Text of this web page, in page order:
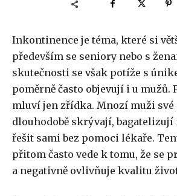
Inkontinence je téma, které si
především se seniory nebo s
skutečnosti se však potíže s
poměrně často objevují i u mužů.
mluví jen zřídka. Mnozí muži své
dlouhodobě skrývají, bagatelizují
řešit sami bez pomoci lékaře.
přitom často vede k tomu, že se
a negativně ovlivňuje kvalitu